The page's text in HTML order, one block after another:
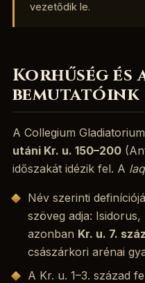
vezetődik le.
Korhűség és
bemutatóink
A Collegium
utáni Kr. u. 150–200
időszakát idézik fel. A
Név szerinti
szöveg adja: Isidorus,
azonban Kr. u. 7.
császárkori arénai
A Kr. u. 1–3. század